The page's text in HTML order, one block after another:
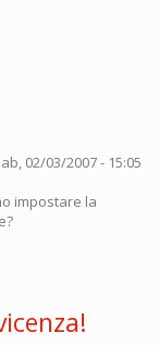
02/03/2007 - 15:05
impostare la